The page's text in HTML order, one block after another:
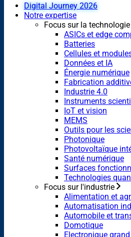
Digital Journey 2026
Notre expertise
Focus sur la technologie
ASICs et edge
Batteries
Cellules et
Données et IA
Énergie numérique
Fabrication
Industrie 4.0
Instruments
IoT et vision
MEMS
Outils pour les
Photonique
Photovoltaïque
Santé numérique
Surfaces
Technologies
Focus sur l'industrie
Alimentation et
Automatisation
Automobile et
Domotique
Electronique